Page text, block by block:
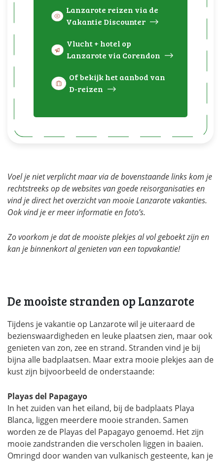
Lanzarote reizen via de
Vakantie Discounter
Vlucht + hotel op
Lanzarote via Corendon
Of bekijk het aanbod van
D-reizen
Voel je niet verplicht maar via de bovenstaande links kom je
rechtstreeks op de websites van goede reisorganisaties en
vind je direct het overzicht van mooie Lanzarote vakanties.
Ook vind je er meer informatie en foto’s.
Zo voorkom je dat de mooiste plekjes al vol geboekt zijn en
kan je binnenkort al genieten van een topvakantie!
De mooiste stranden op Lanzarote
Tijdens je vakantie op Lanzarote wil je uiteraard de
bezienswaardigheden en leuke plaatsen zien, maar ook
genieten van zon, zee en strand. Stranden vind je bij
bijna alle badplaatsen. Maar extra mooie plekjes aan de
kust zijn bijvoorbeeld de onderstaande:
Playas del Papagayo
In het zuiden van het eiland, bij de badplaats Playa
Blanca, liggen meerdere mooie stranden. Samen
worden ze de Playas del Papagayo genoemd. Het zijn
mooie zandstranden die verscholen liggen in baaien.
Omringd door wanden van vulkanisch gesteente, kan je